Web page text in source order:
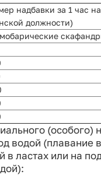
надбавки за 1 час
должности)
(особого)
водой (плавание
ластах или на